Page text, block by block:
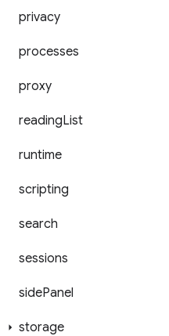
privacy
processes
proxy
readingList
runtime
scripting
search
sessions
sidePanel
storage